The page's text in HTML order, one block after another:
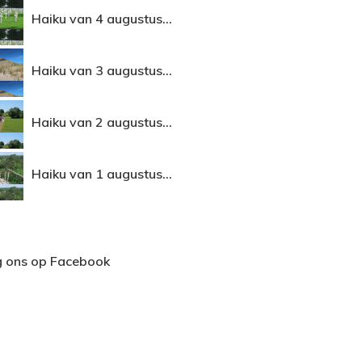
Haiku van 4 augustus...
Haiku van 3 augustus...
Haiku van 2 augustus...
Haiku van 1 augustus...
ons op Facebook